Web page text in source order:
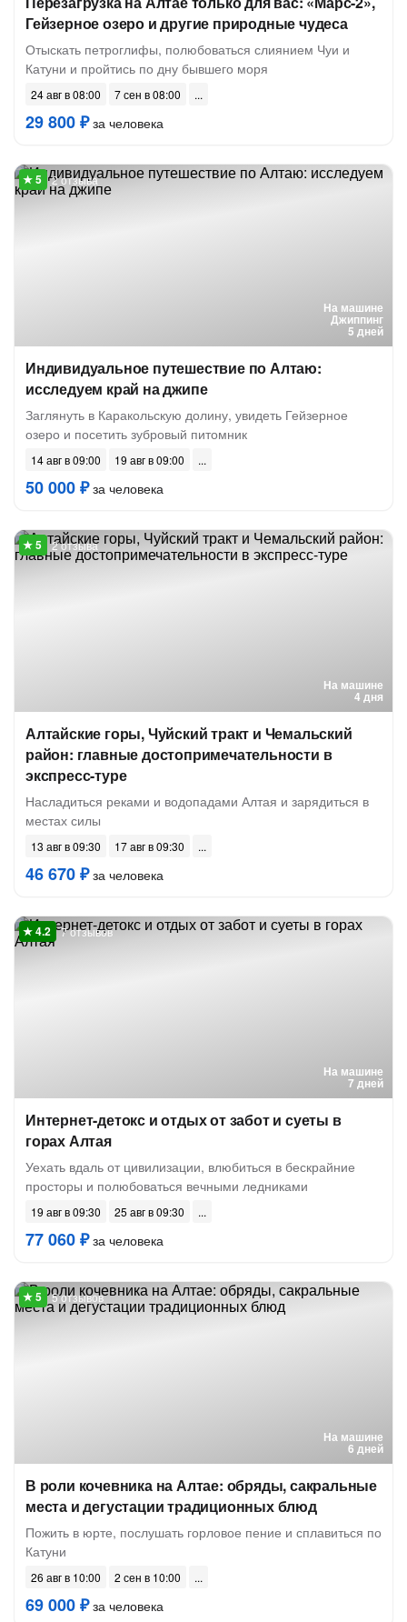
Гейзерное озеро и другие природные чудеса
Отыскать петроглифы, полюбоваться слиянием Чуи и
Катуни и пройтись по дну бывшего моря
24 авг в 08:00 7 сен в 08:00
29 800 ₽за человека
На машине
Джиппинг
5 дней
2 отзыва
Индивидуальное путешествие по Алтаю:
исследуем край на джипе
Заглянуть в Каракольскую долину, увидеть Гейзерное
озеро и посетить зубровый питомник
14 авг в 09:00 19 авг в 09:00
50 000 ₽за человека
На машине
4 дня
2 отзыва
Алтайские горы, Чуйский тракт и Чемальский
район: главные достопримечательности в
экспресс-туре
Насладиться реками и водопадами Алтая и зарядиться в
местах силы
13 авг в 09:30 17 авг в 09:30
46 670 ₽за человека
На машине
7 дней
7 отзывов
Интернет-детокс и отдых от забот и суеты в
горах Алтая
Уехать вдаль от цивилизации, влюбиться в бескрайние
просторы и полюбоваться вечными ледниками
19 авг в 09:30 25 авг в 09:30
77 060 ₽за человека
На машине
6 дней
5 отзывов
В роли кочевника на Алтае: обряды, сакральные
места и дегустации традиционных блюд
Пожить в юрте, послушать горловое пение и сплавиться по
Катуни
26 авг в 10:00 2 сен в 10:00
69 000 ₽за человека